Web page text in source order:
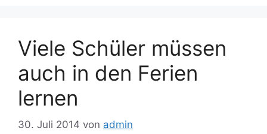
Viele Schüler müssen
auch in den Ferien
lernen
30. Juli 2014 von admin